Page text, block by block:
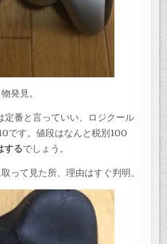
発見。
定番と言っていい、ロジクール
です。値段はなんと税別100
するでしょう。
って見た所、理由はすぐ判明。